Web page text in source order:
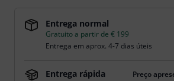
Entrega normal
Gratuito a partir de € 199
Entrega em aprox. 4-7 dias úteis
Entrega rápida
Preço